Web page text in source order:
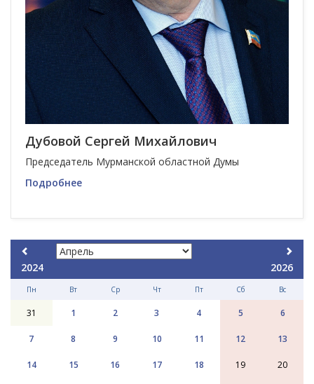
Дубовой Сергей Михайлович
Председатель Мурманской областной Думы
Подробнее
2024 2026
Пн Вт Ср Чт Пт Сб Вс
31 1 2 3 4 5 6
7 8 9 10 11 12 13
14 15 16 17 18 19 20